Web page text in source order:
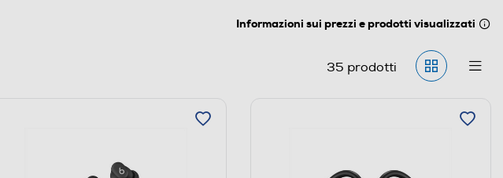
Informazioni sui prezzi e prodotti visualizzati
35 prodotti